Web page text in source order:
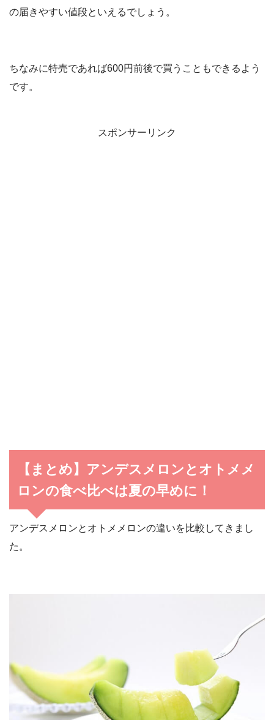
の届きやすい値段といえるでしょう。
ちなみに特売であれば600円前後で買うこともできるよう
です。
スポンサーリンク
【まとめ】アンデスメロンとオトメメ
ロンの食べ比べは夏の早めに！
アンデスメロンとオトメメロンの違いを比較してきまし
た。